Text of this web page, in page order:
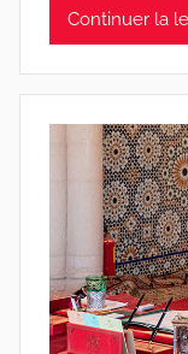
Continuer la